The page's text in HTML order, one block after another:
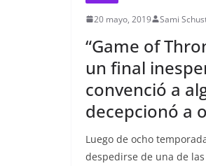
20 mayo, 2019 Sami
“Game of
un final
convenció a
decepcionó a
Luego de ocho
despedirse de una de